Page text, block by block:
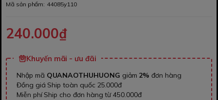
Mã sản phẩm: 44085y110
240.000₫
Khuyến mãi - ưu đãi
Nhập mã QUANAOTHUHUONG giảm 2% đơn hàng
Đồng giá Ship toàn quốc 25.000đ
Miễn phí Ship cho đơn hàng từ 450.000đ